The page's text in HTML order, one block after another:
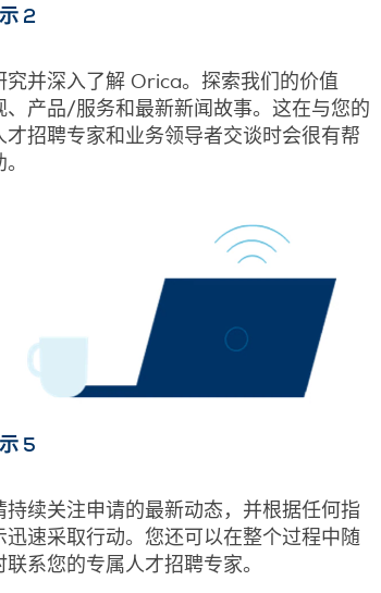
2
究并深入了解 Orica。探索我们的价值
、产品/服务和最新新闻故事。这在与您的
才招聘专家和业务领导者交谈时会很有帮
5
持续关注申请的最新动态，并根据任何指
迅速采取行动。您还可以在整个过程中随
联系您的专属人才招聘专家。